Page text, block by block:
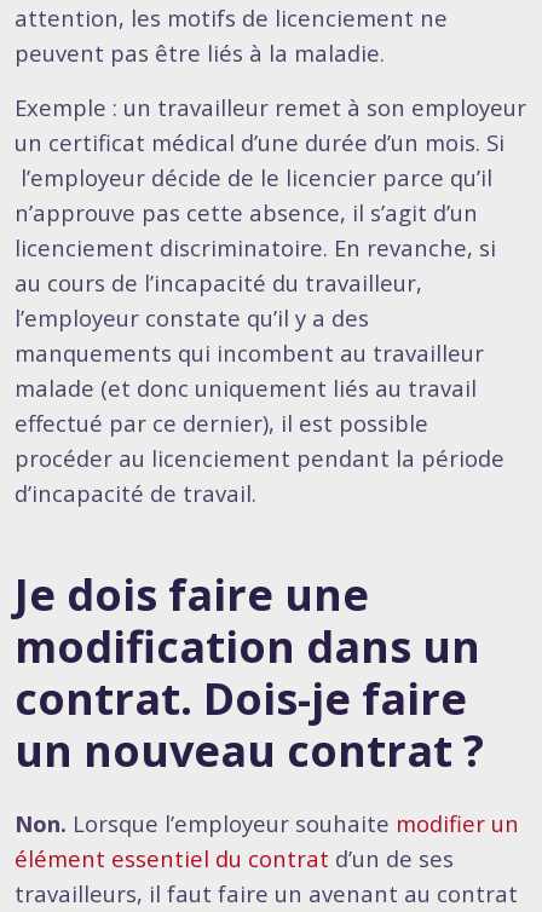
attention, les motifs de licenciement ne
peuvent pas être liés à la maladie.
Exemple : un travailleur remet à son employeur
un certificat médical d’une durée d’un mois. Si
l’employeur décide de le licencier parce qu’il
n’approuve pas cette absence, il s’agit d’un
licenciement discriminatoire. En revanche, si
au cours de l’incapacité du travailleur,
l’employeur constate qu’il y a des
manquements qui incombent au travailleur
malade (et donc uniquement liés au travail
effectué par ce dernier), il est possible
procéder au licenciement pendant la période
d’incapacité de travail.
Je dois faire une
modification dans un
contrat. Dois-je faire
un nouveau contrat ?
Non. Lorsque l’employeur souhaite modifier un
élément essentiel du contrat d’un de ses
travailleurs, il faut faire un avenant au contrat